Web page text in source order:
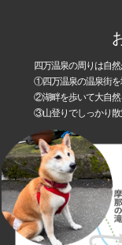
四万温泉の周りは自
①四万温泉の温泉街
②湖畔を歩いて大自然
③山登りでしっかり